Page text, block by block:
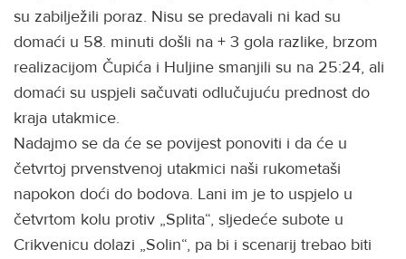
su zabilježili poraz. Nisu se predavali ni kad su
domaći u 58. minuti došli na + 3 gola razlike, brzom
realizacijom Čupića i Huljine smanjili su na 25:24, ali
domaći su uspjeli sačuvati odlučujuću prednost do
kraja utakmice.
Nadajmo se da će se povijest ponoviti i da će u
četvrtoj prvenstvenoj utakmici naši rukometaši
napokon doći do bodova. Lani im je to uspjelo u
četvrtom kolu protiv „Splita“, sljedeće subote u
Crikvenicu dolazi „Solin“, pa bi i scenarij trebao biti